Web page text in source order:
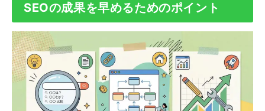
SEOの成果を早めるためのポイント